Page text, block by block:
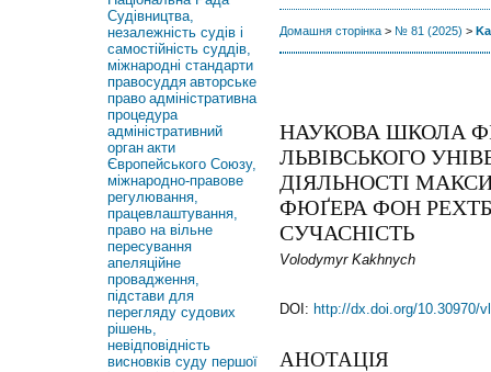
Судівництва,
незалежність судів і
самостійність суддів,
міжнародні стандарти
правосуддя авторське
право адміністративна
процедура
адміністративний
орган акти
Європейського Союзу,
міжнародно-правове
регулювання,
працевлаштування,
право на вільне
пересування
апеляційне
провадження,
підстави для
перегляду судових
рішень,
невідповідність
висновків суду першої
Домашня сторінка> № 81 (2025) >
НАУКОВА ШКОЛА
ЛЬВІВСЬКОГО
ДІЯЛЬНОСТІ
ФЮҐЕРА ФОН
СУЧАСНІСТЬ
Volodymyr Kakhnych
DOI: http://dx.doi.org/10.30970/
АНОТАЦІЯ